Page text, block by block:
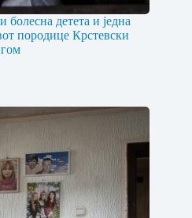
болесна детета и једна
породице Крстевски